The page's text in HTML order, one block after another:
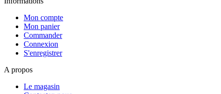
Mon compte
Mon panier
Commander
Connexion
S'enregistrer
A propos
Le magasin